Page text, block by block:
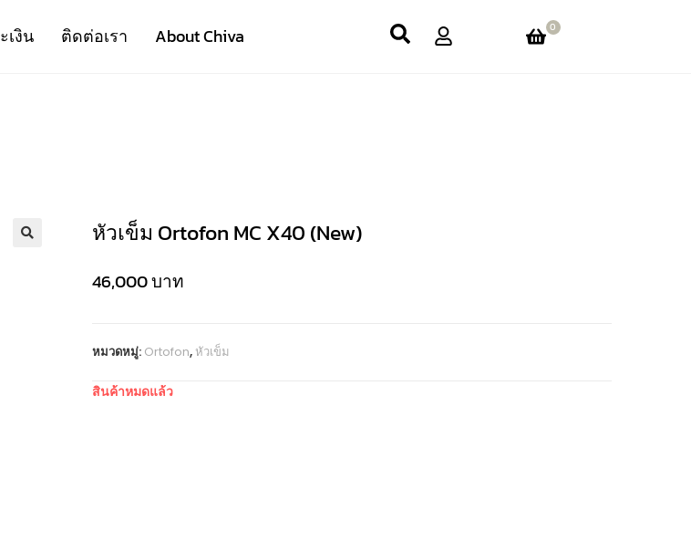
เงิน ติดต่อเรา About Chiva 0
หัวเข็ม Ortofon MC X40 (New)
46,000บาท
หมวดหมู่: Ortofon,หัวเข็ม
สินค้าหมดแล้ว